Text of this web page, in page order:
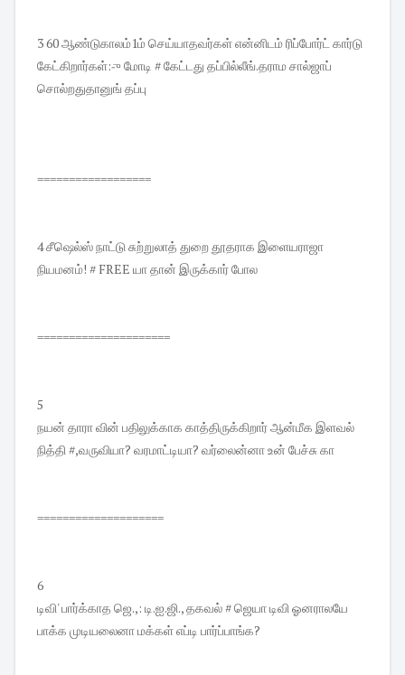
3 60 ஆண்டுகாலம்1ம் செய்யாதவர்கள் என்னிடம் ரிப்போர்ட் கார்டு
கேட்கிறார்கள்:-ு மோடி # கேட்டது தப்பில்லீங்.தராம சால்ஜாப்
சொல்றதுதானுங் தப்பு
==================
4 சீஷெல்ஸ் நாட்டு சுற்றுலாத் துறை தூதராக இளையராஜா
நியமனம்! # FREE யா தான் இருக்கார் போல
=====================
5
நயன் தாரா வின் பதிலுக்காக காத்திருக்கிறார் ஆன்மீக இளவல்
நித்தி #,வருவியா? வரமாட்டியா? வர்லைன்னா உன் பேச்சு கா
====================
6
டிவி' பார்க்காத ஜெ.,: டி.ஐ.ஜி., தகவல் # ஜெயா டிவி ஓனராலயே
பாக்க முடியலைனா மக்கள் எப்டி பார்ப்பாங்க?